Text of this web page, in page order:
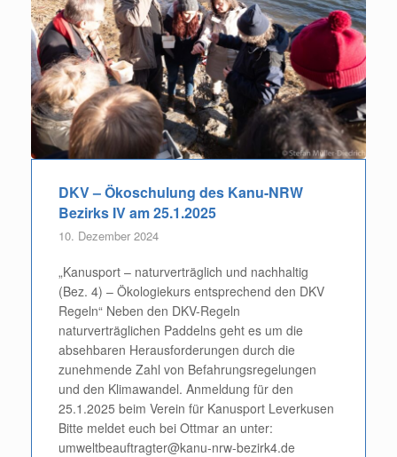
DKV – Ökoschulung des Kanu-NRW
Bezirks IV am 25.1.2025
10. Dezember 2024
„Kanusport – naturverträglich und nachhaltig
(Bez. 4) – Ökologiekurs entsprechend den DKV
Regeln“ Neben den DKV-Regeln
naturverträglichen Paddelns geht es um die
absehbaren Herausforderungen durch die
zunehmende Zahl von Befahrungsregelungen
und den Klimawandel. Anmeldung für den
25.1.2025 beim Verein für Kanusport Leverkusen
Bitte meldet euch bei Ottmar an unter:
umweltbeauftragter@kanu-nrw-bezirk4.de